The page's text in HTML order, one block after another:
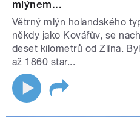
mlýnem...
Větrný mlýn holandského
někdy jako Kovářův, se
deset kilometrů od Zlína.
až 1860 star...